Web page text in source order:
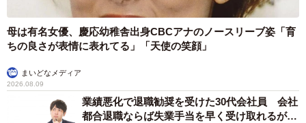
母は有名女優、慶応幼稚舎出身CBCアナのノースリーブ姿「育
ちの良さが表情に表れてる」「天使の笑顔」
まいどなメディア
2026.08.09
業績悪化で退職勧奨を受けた30代会社員 会社
都合退職ならば失業手当を早く受け取れるが…